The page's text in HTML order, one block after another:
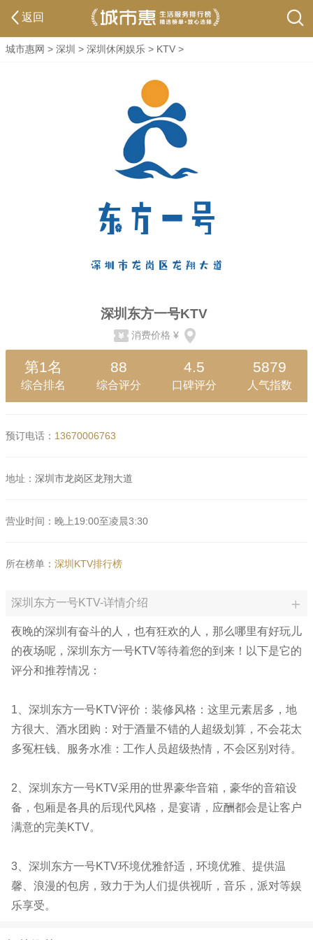
返回
城市惠网 > 深圳 > 深圳休闲娱乐 > KTV >
深圳东方一号KTV
消费价格 ¥
第1名
综合排名
88
综合评分
4.5
口碑评分
5879
人气指数
预订电话： 13670006763
地址： 深圳市龙岗区龙翔大道
营业时间：晚上19:00至凌晨3:30
所在榜单： 深圳KTV排行榜
深圳东方一号KTV-详情介绍
夜晚的深圳有奋斗的人，也有狂欢的人，那么哪里有好玩儿
的夜场呢，深圳东方一号KTV等待着您的到来！以下是它的
评分和推荐情况：
1、深圳东方一号KTV评价：装修风格：这里元素居多，地
方很大、酒水团购：对于酒量不错的人超级划算，不会花太
多冤枉钱、服务水准：工作人员超级热情，不会区别对待。
2、深圳东方一号KTV采用的世界豪华音箱，豪华的音箱设
备，包厢是各具的后现代风格，是宴请，应酬都会是让客户
满意的完美KTV。
3、深圳东方一号KTV环境优雅舒适，环境优雅、提供温
馨、浪漫的包房，致力于为人们提供视听，音乐，派对等娱
乐享受。